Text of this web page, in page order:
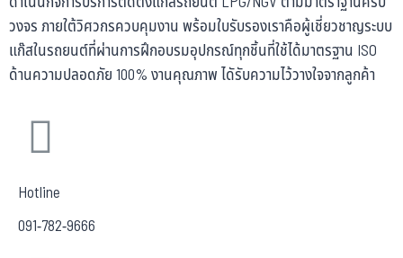
วงจร ภายใต้วิศวกรควบคุมงาน พร้อมใบรับรองเราคือผู้เชี่ยวชาญระบบ
แก๊สในรถยนต์ที่ผ่านการฝึกอบรมอุปกรณ์ทุกชิ้นที่ใช้ได้มาตรฐาน ISO
ด้านความปลอดภัย 100% งานคุณภาพ ไดัรับความไว้วางใจจากลูกค้า
Hotline
091-782-9666